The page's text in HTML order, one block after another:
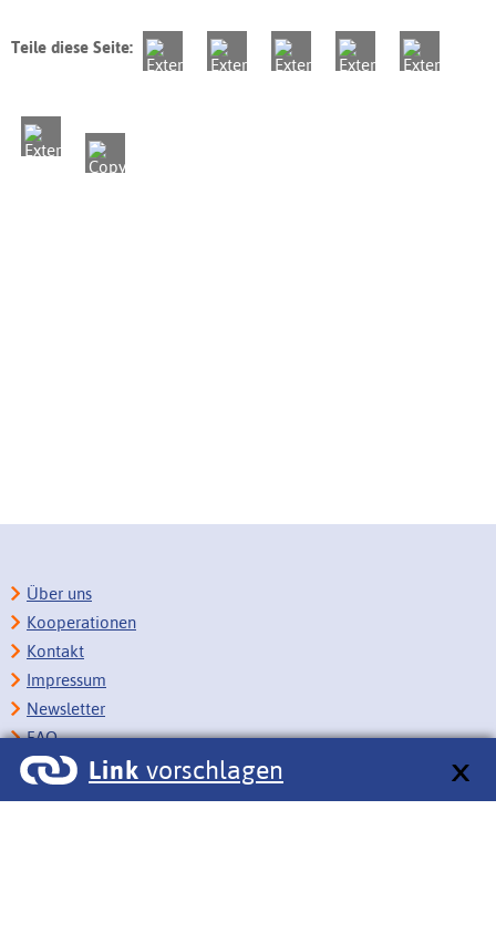
Teile diese Seite:
Link vorschlagen
Über uns
Kooperationen
Kontakt
Impressum
Newsletter
FAQ
Copyright